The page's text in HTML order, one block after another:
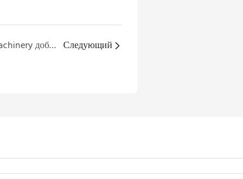
В 2022 году компания Tietuo Machinery добилась хороших результатов в конкурсе инноваций «Пять малых предприятий», в котором участвуют миллионы сотрудников. Следующий